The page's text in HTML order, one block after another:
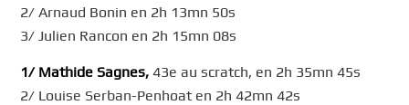
2/ Arnaud Bonin en 2h 13mn 50s
3/ Julien Rancon en 2h 15mn 08s
1/ Mathide Sagnes, 43e au scratch, en 2h 35mn 45s
2/ Louise Serban-Penhoat en 2h 42mn 42s